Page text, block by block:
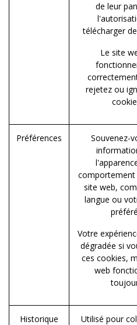
de leur
télécharger
Le site
rejetez ou
Préférences
Souvenez-
comportement
site web,
langue ou
Votre
dégradée si
ces cookies,
web
Historique
Utilisé pour